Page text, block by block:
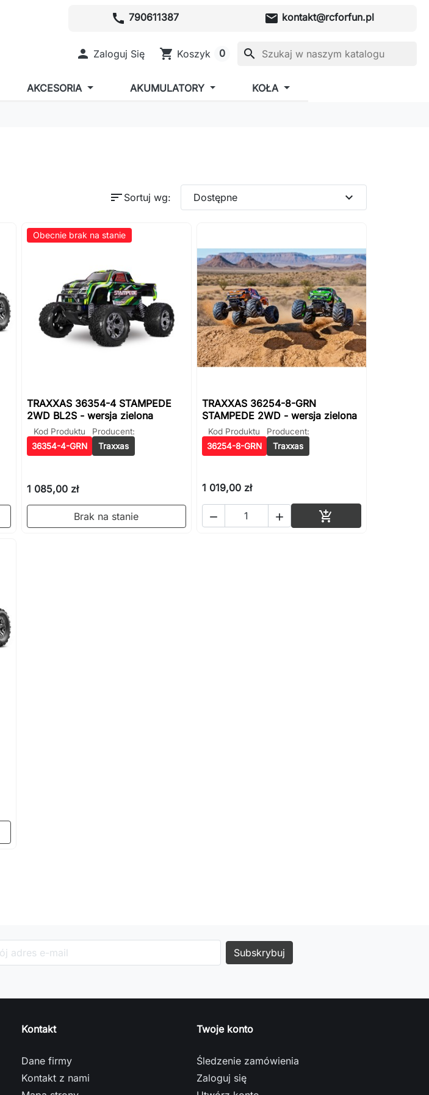
call 790611387 mail kontakt@rcforfun.pl
 Zaloguj Się shopping_cart Koszyk 0 search
AKCESORIA AKUMULATORY KOŁA
sort Sortuj wg: Dostępne expand_more
Obecnie brak na stanie
TRAXXAS 36354-4 STAMPEDE
2WD BL2S - wersja zielona
Kod Produktu
36354-4-GRN
Producent:
Traxxas
1 085,00 zł
Brak na stanie
TRAXXAS 36254-8-GRN
STAMPEDE 2WD - wersja zielona
Kod Produktu
36254-8-GRN
Producent:
Traxxas
1 019,00 zł
  
Kontakt
Dane firmy
Kontakt z nami
Twoje konto
Śledzenie zamówienia
Zaloguj się